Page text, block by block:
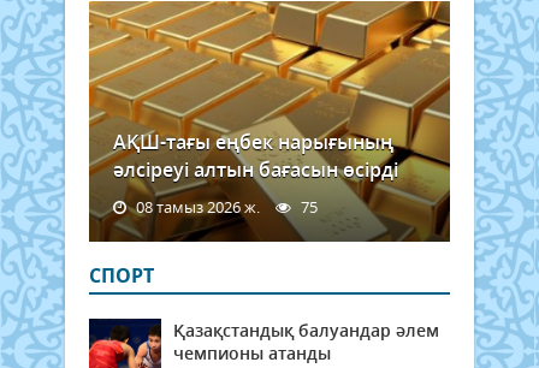
АҚШ-тағы еңбек нарығының
әлсіреуі алтын бағасын өсірді
08 тамыз 2026 ж. 75
СПОРТ
Қазақстандық балуандар әлем
чемпионы атанды